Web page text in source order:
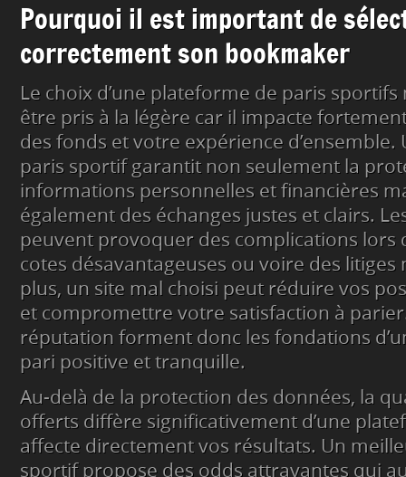
Pourquoi il est important de
correctement son bookmaker
Le choix d’une plateforme de paris sportifs
être pris à la légère car il impacte
des fonds et votre expérience d’ensemble.
paris sportif garantit non seulement la
informations personnelles et financières
également des échanges justes et clairs.
peuvent provoquer des complications lors
cotes désavantageuses ou voire des litiges
plus, un site mal choisi peut réduire vos
et compromettre votre satisfaction à
réputation forment donc les fondations
pari positive et tranquille.
Au-delà de la protection des données, la
offerts diffère significativement d’une
affecte directement vos résultats. Un
sportif propose des odds attrayantes qui